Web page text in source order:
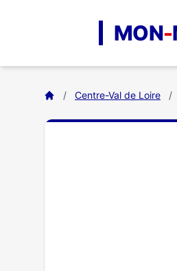
MON-
/ Centre-Val de Loire /